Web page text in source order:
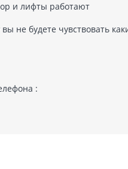
и лифты работают
не будете чувствовать
: